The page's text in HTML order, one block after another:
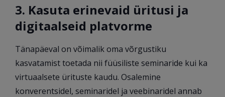
3. Kasuta erinevaid üritusi ja
digitaalseid platvorme
Tänapäeval on võimalik oma võrgustiku
kasvatamist toetada nii füüsiliste seminaride kui ka
virtuaalsete ürituste kaudu. Osalemine
konverentsidel, seminaridel ja veebinaridel annab